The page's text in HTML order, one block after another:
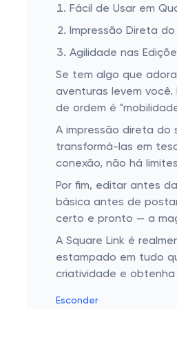
Fácil de Usar em
Impressão Direta
Agilidade nas
Se tem algo que
aventuras levem
de ordem é
A impressão direta do
transformá-las em
conexão, não há
Por fim, editar antes
básica antes de
certo e pronto — a
A Square Link é
estampado em tudo
criatividade e obtenha
Esconder